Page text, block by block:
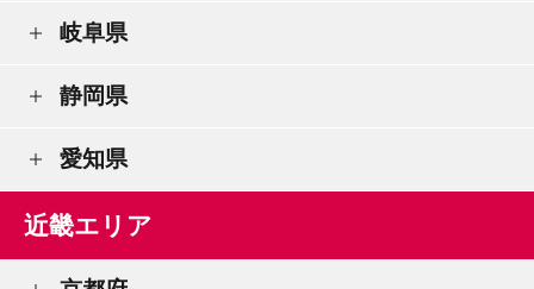
岐阜県
静岡県
愛知県
近畿エリア